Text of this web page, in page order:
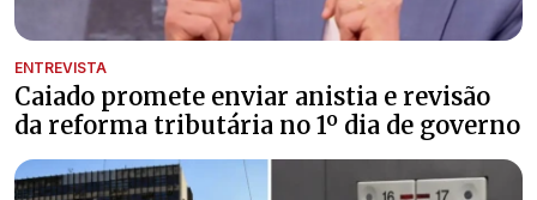
ENTREVISTA
Caiado promete enviar anistia e revisão
da reforma tributária no 1º dia de governo